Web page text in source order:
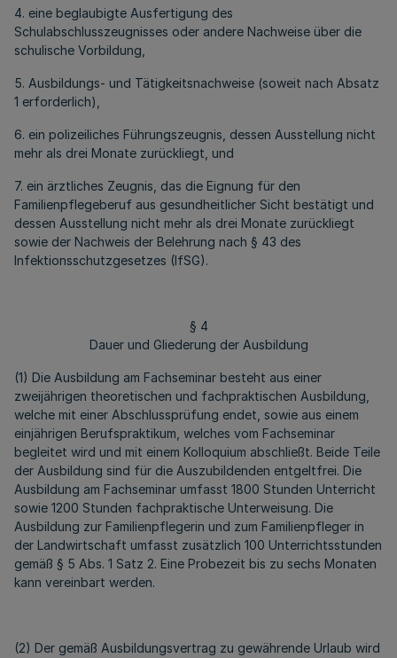
4. eine beglaubigte Ausfertigung des
Schulabschlusszeugnisses oder andere Nachweise über die
schulische Vorbildung,
5. Ausbildungs- und Tätigkeitsnachweise (soweit nach Absatz
1 erforderlich),
6. ein polizeiliches Führungszeugnis, dessen Ausstellung nicht
mehr als drei Monate zurückliegt, und
7. ein ärztliches Zeugnis, das die Eignung für den
Familienpflegeberuf aus gesundheitlicher Sicht bestätigt und
dessen Ausstellung nicht mehr als drei Monate zurückliegt
sowie der Nachweis der Belehrung nach § 43 des
Infektionsschutzgesetzes (IfSG).
§ 4
Dauer und Gliederung der Ausbildung
(1) Die Ausbildung am Fachseminar besteht aus einer
zweijährigen theoretischen und fachpraktischen Ausbildung,
welche mit einer Abschlussprüfung endet, sowie aus einem
einjährigen Berufspraktikum, welches vom Fachseminar
begleitet wird und mit einem Kolloquium abschließt. Beide Teile
der Ausbildung sind für die Auszubildenden entgeltfrei. Die
Ausbildung am Fachseminar umfasst 1800 Stunden Unterricht
sowie 1200 Stunden fachpraktische Unterweisung. Die
Ausbildung zur Familienpflegerin und zum Familienpfleger in
der Landwirtschaft umfasst zusätzlich 100 Unterrichtsstunden
gemäß § 5 Abs. 1 Satz 2. Eine Probezeit bis zu sechs Monaten
kann vereinbart werden.
(2) Der gemäß Ausbildungsvertrag zu gewährende Urlaub wird